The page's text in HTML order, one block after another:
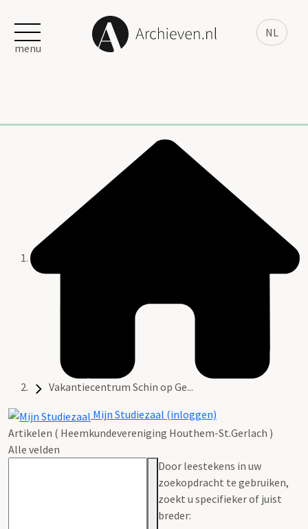
NL
menu
Vakantiecentrum Schin op Ge...
Mijn Studiezaal (inloggen)
Artikelen ( Heemkundevereniging Houthem-St.Gerlach )
Alle velden
Door leestekens in uw
zoekopdracht te gebruiken,
zoekt u specifieker of juist
breder: